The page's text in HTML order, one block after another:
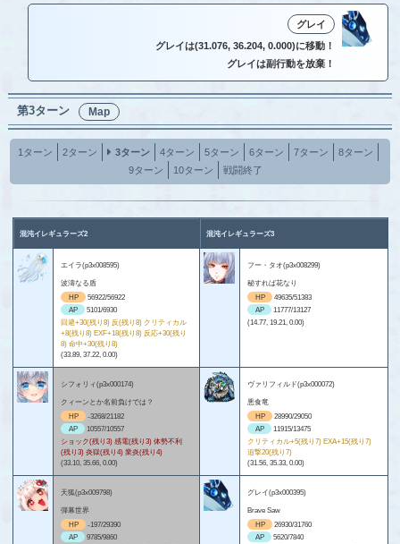
グレイ
グレイは(31.076, 36.204, 0.000)に移動！
グレイは副行動を放棄！
第3ターン Map
1ターン 2ターン 3ターン 4ターン 5ターン 6ターン 7ターン
8ターン
9ターン
10ターン 戦闘終了
混沌イレギュラーズ2 混沌イレギュラーズ3
エイラ(p3x008595)
波濤なる盾
HP
56922/56922
AP
5101/6930
回避+30(残り8) 反(残り8) クリティカル
+8(残り8) EXF+18(残り8) 反応+30(残り
8) 命中+30(残り8)
(33.89, 37.22, 0.00)
フー・タオ(p3x008299)
秘すれば花なり
HP
49635/51383
AP
11777/13127
(14.77, 19.21, 0.00)
シフォリィ(p3x000174)
クィーンとか名前負けでは？
HP
-3268/21182
AP
10557/10557
ショック(残り3) 感電(残り3) 体勢不利
(残り3) 炎獄(残り4) 業炎(残り4)
(33.10, 35.66, 0.00)
ヴァリフィルド(p3x000072)
悪食竜
HP
28990/29050
AP
11915/13475
クリティカル+5(残り7) EXA+15(残り7)
追撃20(残り7)
(31.56, 35.33, 0.00)
天狐(p3x009798)
弾幕世界
HP
-197/29390
AP
9785/9860
グレイ(p3x000395)
Brave Saw
HP
26930/31760
AP
5620/7840